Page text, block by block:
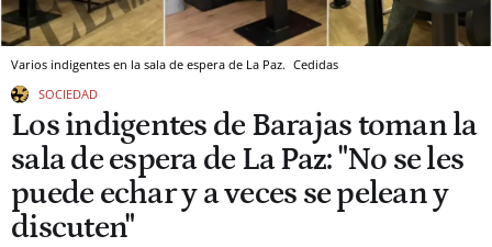
Varios indigentes en la sala de espera de La Paz. Cedidas
SOCIEDAD
Los indigentes de Barajas toman la
sala de espera de La Paz: "No se les
puede echar y a veces se pelean y
discuten"